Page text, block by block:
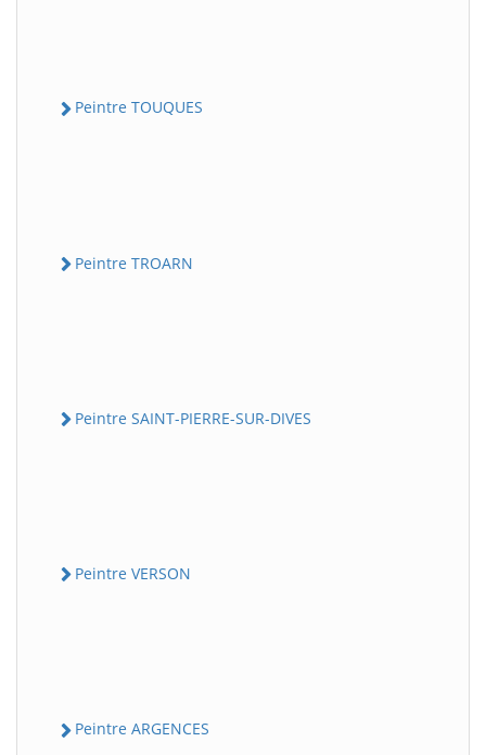
Peintre TOUQUES
Peintre TROARN
Peintre SAINT-PIERRE-SUR-DIVES
Peintre VERSON
Peintre ARGENCES